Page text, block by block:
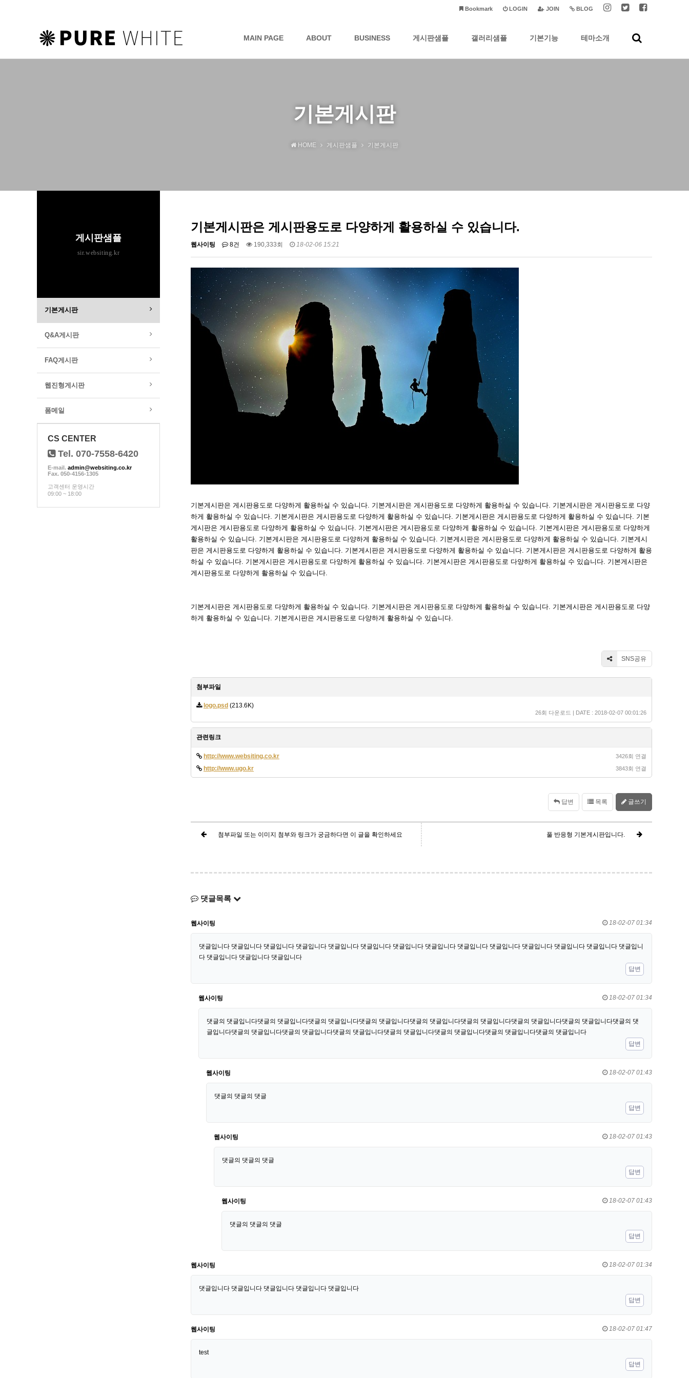
BLOG
JOIN
LOGIN
Bookmark
MAIN PAGE ABOUT BUSINESS 게시판샘플 갤러리샘플 기본기능
하위분류
테마소개
하위분류
기본게시판
HOME 게시판샘플 기본게시판
기본게시판은 게시판용도로 다양하게 활용하실 수 있습니다.
웹사이팅 8건 190,333회 18-02-06 15:21
기본게시판은 게시판용도로 다양하게 활용하실 수 있습니다. 기본게시판은 게시판용도로 다양하게 활용하실 수 있습니다. 기본게시판은 게시판용도로 다양
하게 활용하실 수 있습니다. 기본게시판은 게시판용도로 다양하게 활용하실 수 있습니다. 기본게시판은 게시판용도로 다양하게 활용하실 수 있습니다. 기본
게시판은 게시판용도로 다양하게 활용하실 수 있습니다. 기본게시판은 게시판용도로 다양하게 활용하실 수 있습니다. 기본게시판은 게시판용도로 다양하게
활용하실 수 있습니다. 기본게시판은 게시판용도로 다양하게 활용하실 수 있습니다. 기본게시판은 게시판용도로 다양하게 활용하실 수 있습니다. 기본게시
판은 게시판용도로 다양하게 활용하실 수 있습니다. 기본게시판은 게시판용도로 다양하게 활용하실 수 있습니다. 기본게시판은 게시판용도로 다양하게 활용
하실 수 있습니다. 기본게시판은 게시판용도로 다양하게 활용하실 수 있습니다. 기본게시판은 게시판용도로 다양하게 활용하실 수 있습니다. 기본게시판은
게시판용도로 다양하게 활용하실 수 있습니다.
기본게시판은 게시판용도로 다양하게 활용하실 수 있습니다. 기본게시판은 게시판용도로 다양하게 활용하실 수 있습니다. 기본게시판은 게시판용도로 다양
하게 활용하실 수 있습니다. 기본게시판은 게시판용도로 다양하게 활용하실 수 있습니다.
SNS공유
첨부파일
logo.psd (213.6K)
26회 다운로드 | DATE : 2018-02-07 00:01:26
관련링크
http://www.websiting.co.kr 3426회 연결
http://www.ugo.kr 3843회 연결
답변 목록 글쓰기
첨부파일 또는 이미지 첨부와 링크가 궁금하다면 이 글을 확인하세요 풀 반응형 기본게시판입니다.
댓글목록
웹사이팅 18-02-07 01:34
댓글입니다 댓글입니다 댓글입니다 댓글입니다 댓글입니다 댓글입니다 댓글입니다 댓글입니다 댓글입니다 댓글입니다 댓글입니다 댓글입니다 댓글입니다 댓글입니
다 댓글입니다 댓글입니다 댓글입니다
답변
웹사이팅 18-02-07 01:34
댓글의 댓글입니다댓글의 댓글입니다댓글의 댓글입니다댓글의 댓글입니다댓글의 댓글입니다댓글의 댓글입니다댓글의 댓글입니다댓글의 댓글입니다댓글의 댓
글입니다댓글의 댓글입니다댓글의 댓글입니다댓글의 댓글입니다댓글의 댓글입니다댓글의 댓글입니다댓글의 댓글입니다댓글의 댓글입니다
답변
웹사이팅 18-02-07 01:43
댓글의 댓글의 댓글
답변
웹사이팅 18-02-07 01:43
댓글의 댓글의 댓글
답변
웹사이팅 18-02-07 01:43
댓글의 댓글의 댓글
답변
웹사이팅 18-02-07 01:34
댓글입니다 댓글입니다 댓글입니다 댓글입니다 댓글입니다
답변
웹사이팅 18-02-07 01:47
test
답변
게시판샘플
sir.websiting.kr
기본게시판
Q&A게시판
FAQ게시판
웹진형게시판
폼메일
CS CENTER
Tel. 070-7558-6420
E-mail. admin@websiting.co.kr
Fax. 050-4156-1305
고객센터 운영시간
09:00 ~ 18:00